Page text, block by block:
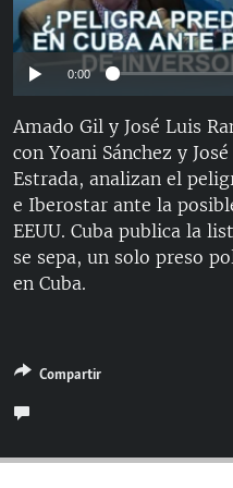
RADIO MARTÍ
ESPECIALES
ESPECIALES
LA REALIDAD DE LA
SER VIEJO EN CUBA
KENTU-CUBANO
LOS SANTOS DE HIALEAH
DESINFORMACIÓN RUSA
MULTIMEDIA
EDITORIALES
SÍGUENOS 144p
0:00
Amado Gil y José Luis
con Yoani Sánchez y
Estrada, analizan el
e Iberostar ante la
EEUU. Cuba publica la
se sepa, un solo preso
en Cuba.
Compartir